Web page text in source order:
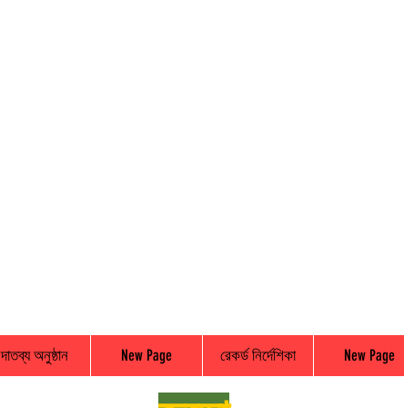
দাতব্য অনুষ্ঠান New Page রেকর্ড নির্দেশিকা New Page